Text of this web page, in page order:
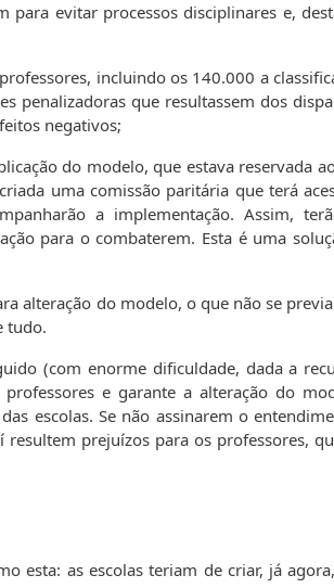
para evitar processos disciplinares e,
incluindo os 140.000 a
penalizadoras que resultassem dos
negativos;
do modelo, que estava reservada
uma comissão paritária que terá
a implementação. Assim,
para o combaterem. Esta é uma
alteração do modelo, o que não se
tudo.
(com enorme dificuldade, dada a
e garante a alteração do
escolas. Se não assinarem o
prejuízos para os professores,
esta: as escolas teriam de criar, já